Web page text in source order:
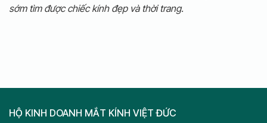
sớm tìm được chiếc kính đẹp và thời trang.
HỘ KINH DOANH MẮT KÍNH VIỆT ĐỨC